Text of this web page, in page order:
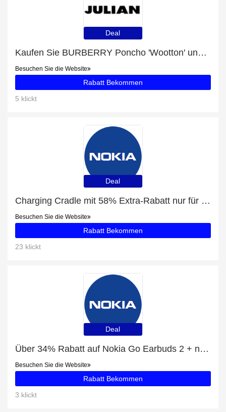
Deal
Kaufen Sie BURBERRY Poncho 'Wootton' und erhalten Sie eine Geschenkkarte
Besuchen Sie die Website
Rabatt Bekommen
5 klickt
Deal
Charging Cradle mit 58% Extra-Rabatt nur für begrenzte Zeit
Besuchen Sie die Website
Rabatt Bekommen
23 klickt
Deal
Über 34% Rabatt auf Nokia Go Earbuds 2 + nur für EU-Kunden
Besuchen Sie die Website
Rabatt Bekommen
3 klickt